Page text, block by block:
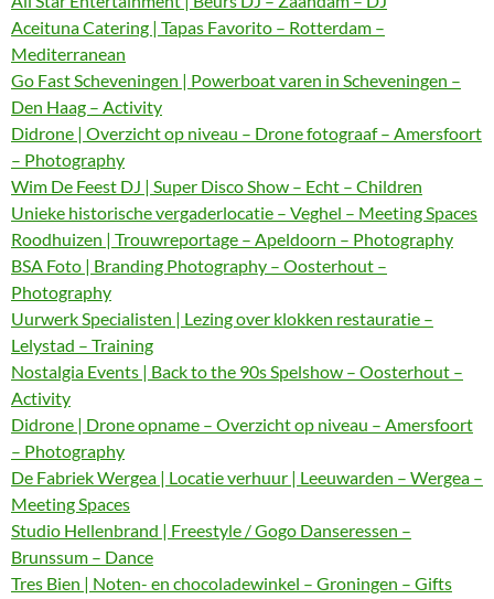
Aceituna Catering | Tapas Favorito – Rotterdam –
Mediterranean
Go Fast Scheveningen | Powerboat varen in Scheveningen –
Den Haag – Activity
Didrone | Overzicht op niveau – Drone fotograaf – Amersfoort
– Photography
Wim De Feest DJ | Super Disco Show – Echt – Children
Unieke historische vergaderlocatie – Veghel – Meeting Spaces
Roodhuizen | Trouwreportage – Apeldoorn – Photography
BSA Foto | Branding Photography – Oosterhout –
Photography
Uurwerk Specialisten | Lezing over klokken restauratie –
Lelystad – Training
Nostalgia Events | Back to the 90s Spelshow – Oosterhout –
Activity
Didrone | Drone opname – Overzicht op niveau – Amersfoort
– Photography
De Fabriek Wergea | Locatie verhuur | Leeuwarden – Wergea –
Meeting Spaces
Studio Hellenbrand | Freestyle / Gogo Danseressen –
Brunssum – Dance
Tres Bien | Noten- en chocoladewinkel – Groningen – Gifts